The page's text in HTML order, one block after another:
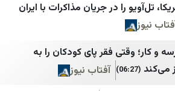
Voice Of
خبرگزاری دانشجو
خبرگزاری رسا
خبرگزاری موج
جریان مذاکرات با ایران
پای کودکان را به
آفتاب نیوز